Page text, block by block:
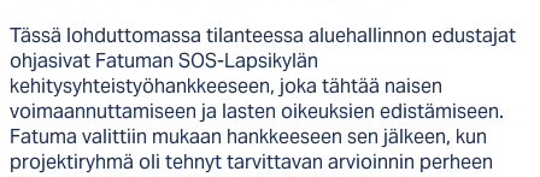
Tässä lohduttomassa tilanteessa aluehallinnon edustajat
ohjasivat Fatuman SOS-Lapsikylän
kehitysyhteistyöhankkeeseen, joka tähtää naisen
voimaannuttamiseen ja lasten oikeuksien edistämiseen.
Fatuma valittiin mukaan hankkeeseen sen jälkeen, kun
projektiryhmä oli tehnyt tarvittavan arvioinnin perheen